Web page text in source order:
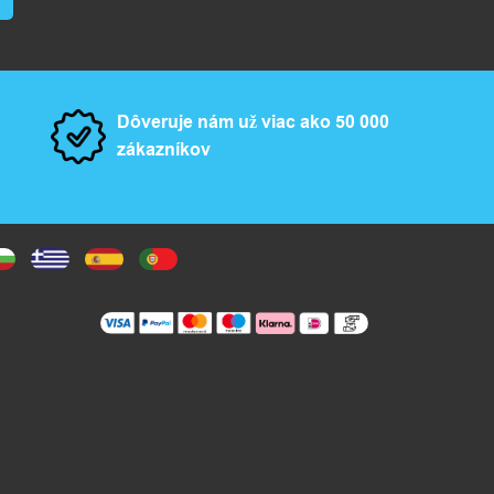
Dôveruje nám už viac ako 50 000
zákazníkov